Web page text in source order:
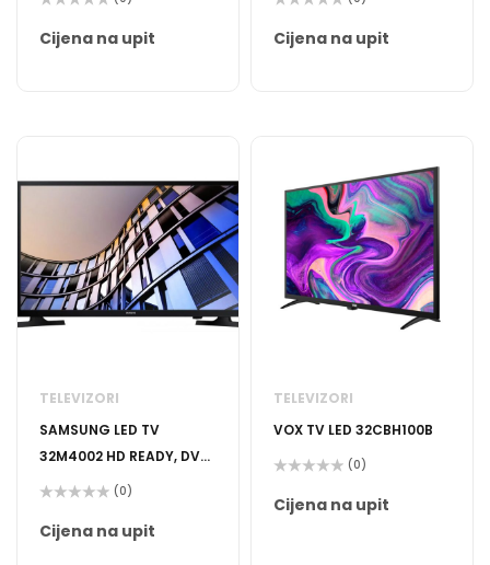
0
od
Cijena na upit
0
od
Cijena na upit
TELEVIZORI
SAMSUNG LED TV
32M4002 HD READY, DVB
T2/C
0
od
(0)
Cijena na upit
TELEVIZORI
VOX TV LED 32CBH100B
0
od
(0)
Cijena na upit